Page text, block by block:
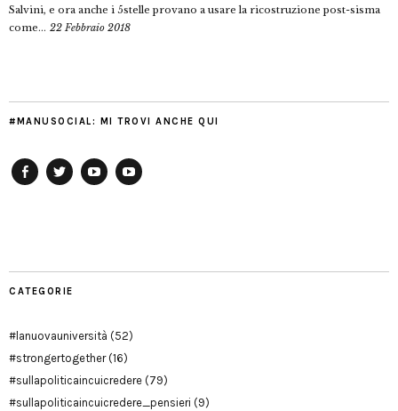
Salvini, e ora anche i 5stelle provano a usare la ricostruzione post-sisma
come... 22 Febbraio 2018
#MANUSOCIAL: MI TROVI ANCHE QUI
CATEGORIE
#lanuovauniversità (52)
#strongertogether(16)
#sullapoliticaincuicredere (79)
#sullapoliticaincuicredere_pensieri (9)